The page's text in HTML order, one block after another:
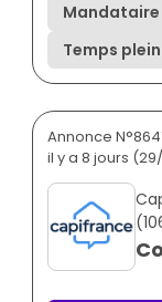
Temps plein
Annonce
il y a 8 jours